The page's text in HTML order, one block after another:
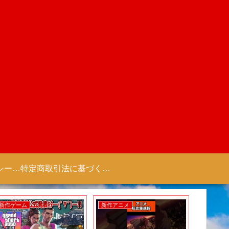
プライバシーポリシー 【Colorful Creation】 特定商取引法に基づく表記（商取引に関する開示）
作ゲーム 新作アニメ